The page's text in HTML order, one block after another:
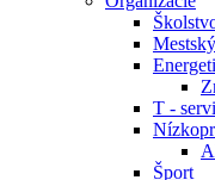
T -
Šport